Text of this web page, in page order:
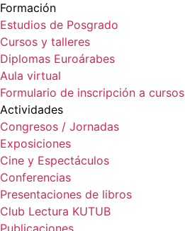
Formación
Estudios de Posgrado
Cursos y talleres
Diplomas Euroárabes
Aula virtual
Formulario de inscripción a cursos
Actividades
Congresos / Jornadas
Exposiciones
Cine y Espectáculos
Conferencias
Presentaciones de libros
Club Lectura KUTUB